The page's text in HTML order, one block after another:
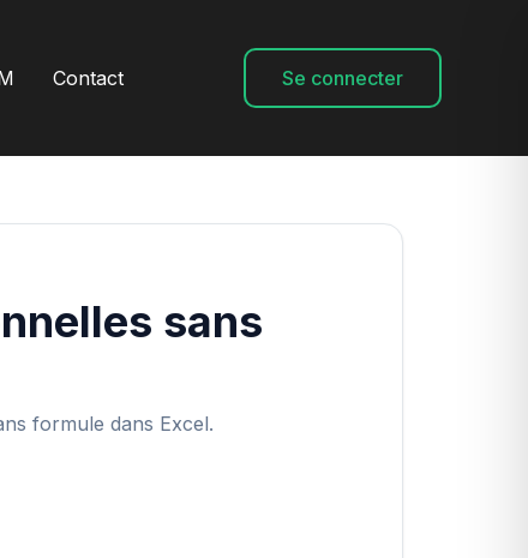
Contact Se connecter
sans
formule dans Excel.